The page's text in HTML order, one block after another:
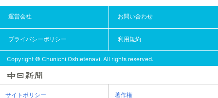
運営会社 お問い合わせ
プライバシーポリシー 利用規約
Copyright © Chunichi Oshietenavi, All rights reserved.
サイトポリシー 著作権